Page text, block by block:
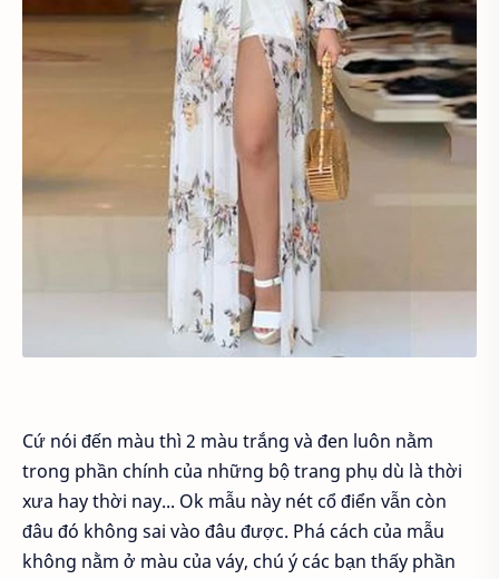
Cứ nói đến màu thì 2 màu trắng và đen luôn nằm
trong phần chính của những bộ trang phụ dù là thời
xưa hay thời nay... Ok mẫu này nét cổ điển vẫn còn
đâu đó không sai vào đâu được. Phá cách của mẫu
không nằm ở màu của váy, chú ý các bạn thấy phần